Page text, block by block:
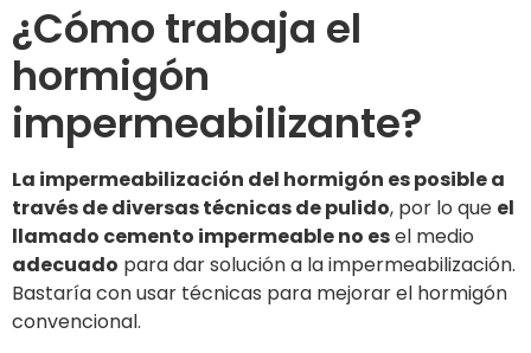
¿Cómo trabaja el
hormigón
impermeabilizante?
La impermeabilización del hormigón es posible a
través de diversas técnicas de pulido, por lo que el
llamado cemento impermeable no esel medio
adecuado para dar solución a la impermeabilización.
Bastaría con usar técnicas para mejorar el hormigón
convencional.